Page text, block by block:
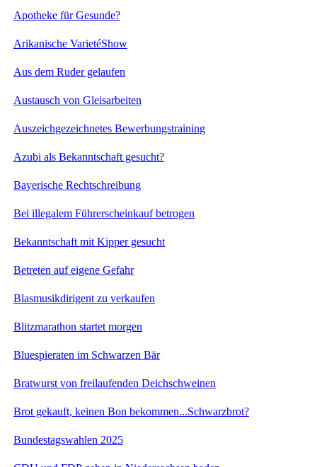
Apotheke für Gesunde?
Arikanische VarietéShow
Aus dem Ruder gelaufen
Austausch von Gleisarbeiten
Auszeichgezeichnetes Bewerbungstraining
Azubi als Bekanntschaft gesucht?
Bayerische Rechtschreibung
Bei illegalem Führerscheinkauf betrogen
Bekanntschaft mit Kipper gesucht
Betreten auf eigene Gefahr
Blasmusikdirigent zu verkaufen
Blitzmarathon startet morgen
Bluespieraten im Schwarzen Bär
Bratwurst von freilaufenden Deichschweinen
Brot gekauft, keinen Bon bekommen...Schwarzbrot?
Bundestagswahlen 2025